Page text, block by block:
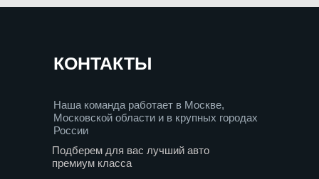
КОНТАКТЫ
Наша команда работает в Москве,
Московской области и в крупных городах
России
Подберем для вас лучший авто
премиум класса